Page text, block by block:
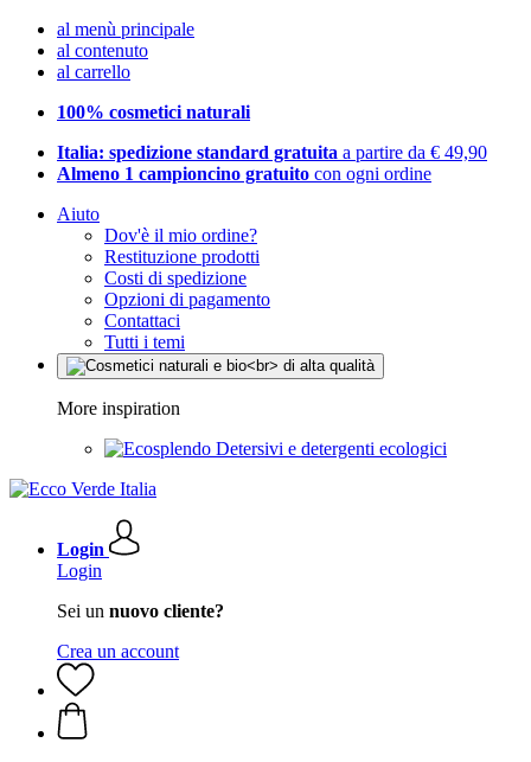
al menù principale
al contenuto
al carrello
100% cosmetici naturali
Italia: spedizione standard gratuita a partire da € 49,90
Almeno 1 campioncino gratuito con ogni ordine
Aiuto
Dov'è il mio ordine?
Restituzione prodotti
Costi di spedizione
Opzioni di pagamento
Contattaci
Tutti i temi
More inspiration
Detersivi e detergenti ecologici
Login
Login
Sei un nuovo cliente?
Crea un account